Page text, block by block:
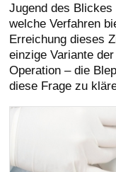
Jugend des
welche Verfahren
Erreichung dieses
einzige Variante
Operation – die
diese Frage zu